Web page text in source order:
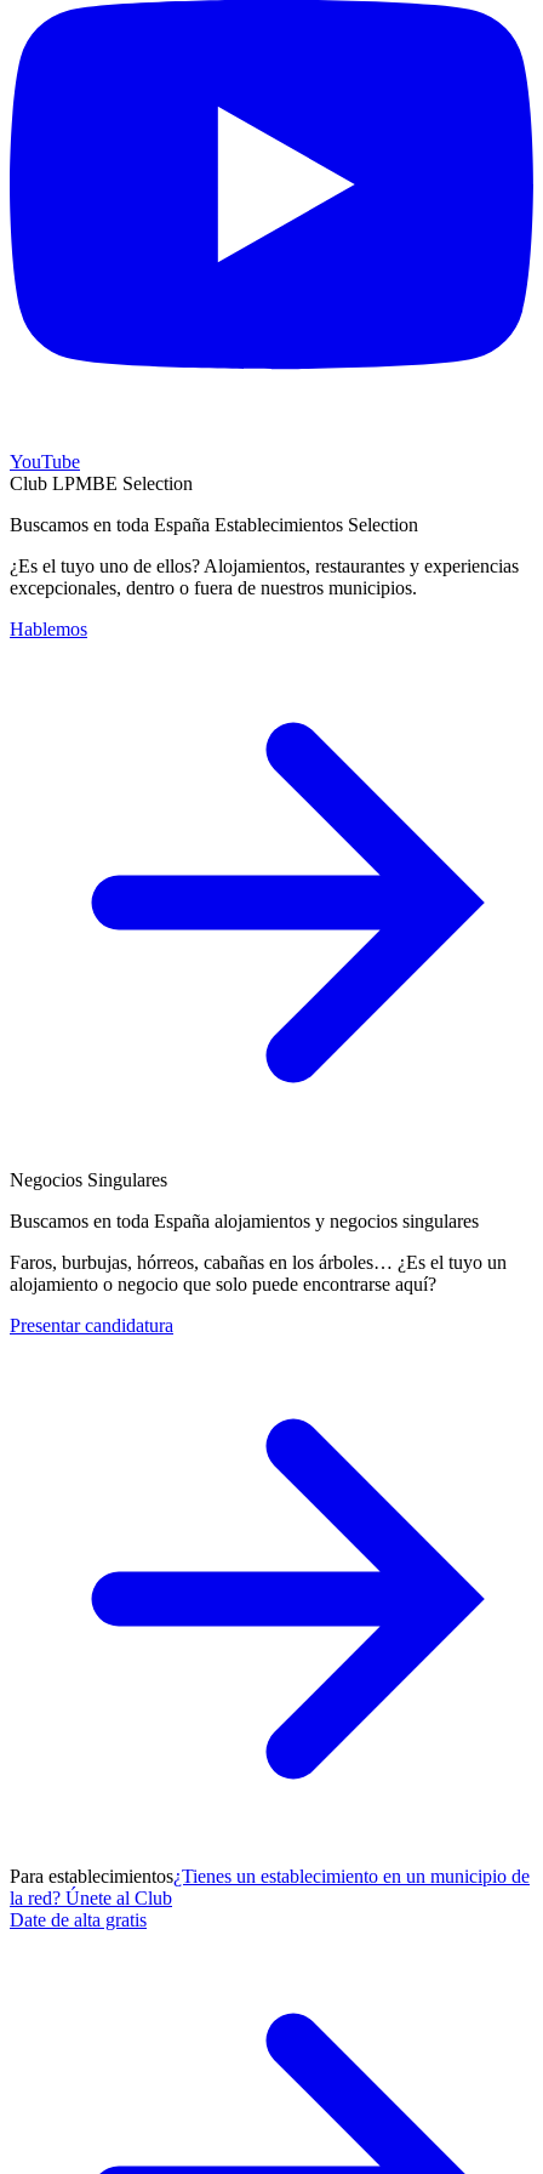
YouTube
Club LPMBE Selection
Buscamos en toda España Establecimientos Selection
¿Es el tuyo uno de ellos? Alojamientos, restaurantes y experiencias
excepcionales, dentro o fuera de nuestros municipios.
Hablemos
Negocios Singulares
Buscamos en toda España alojamientos y negocios singulares
Faros, burbujas, hórreos, cabañas en los árboles… ¿Es el tuyo un
alojamiento o negocio que solo puede encontrarse aquí?
Presentar candidatura
Para establecimientos¿Tienes un establecimiento en un municipio de
la red? Únete al Club
Date de alta gratis